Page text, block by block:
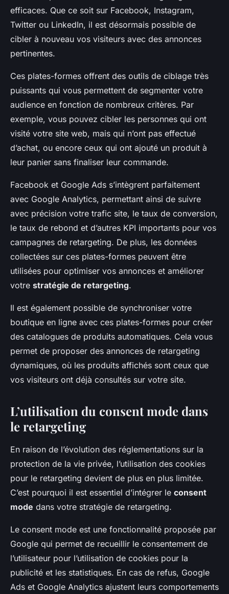
efficaces. Que ce soit sur Facebook, Instagram,
Twitter ou LinkedIn, il est désormais possible de
cibler à nouveau vos visiteurs avec des annonces
pertinentes.
Ces plates-formes offrent des outils de ciblage très
puissants qui vous permettent de segmenter votre
audience en fonction de nombreux critères. Par
exemple, vous pouvez cibler les personnes qui ont
visité votre site web, mais qui n’ont pas effectué
d’achat, ou encore ceux qui ont ajouté un produit à
leur panier sans finaliser leur commande.
Facebook et Google Ads s’intègrent parfaitement
avec Google Analytics, permettant ainsi de suivre
avec précision votre trafic site, le taux de conversion,
le taux de rebond et d’autres KPI importants pour vos
campagnes de retargeting. De plus, les données
collectées sur ces plates-formes peuvent être
utilisées pour optimiser vos annonces et améliorer
votre stratégie de retargeting.
Il est également possible de synchroniser votre
boutique en ligne avec ces plates-formes pour créer
des catalogues de produits automatiques. Cela vous
permet de proposer des annonces de retargeting
dynamiques, où les produits affichés sont ceux que
vos visiteurs ont déjà consultés sur votre site.
L’utilisation du consent mode dans
le retargeting
En raison de l’évolution des réglementations sur la
protection de la vie privée, l’utilisation des cookies
pour le retargeting devient de plus en plus limitée.
C’est pourquoi il est essentiel d’intégrer le consent
mode dans votre stratégie de retargeting.
Le consent mode est une fonctionnalité proposée par
Google qui permet de recueillir le consentement de
l’utilisateur pour l’utilisation de cookies pour la
publicité et les statistiques. En cas de refus, Google
Ads et Google Analytics ajustent leurs comportements